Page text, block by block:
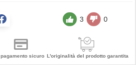
3 0
pagamento sicuro L'originalità del prodotto garantita